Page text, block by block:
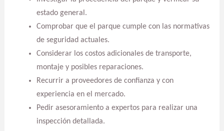
estado general.
Comprobar que el parque cumple con las normativas
de seguridad actuales.
Considerar los costos adicionales de transporte,
montaje y posibles reparaciones.
Recurrir a proveedores de confianza y con
experiencia en el mercado.
Pedir asesoramiento a expertos para realizar una
inspección detallada.